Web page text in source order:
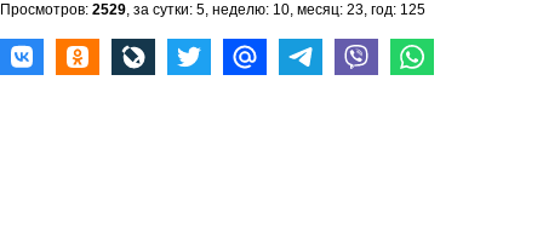
Просмотров: 2529, за сутки: 5, неделю: 10, месяц: 23, год: 125